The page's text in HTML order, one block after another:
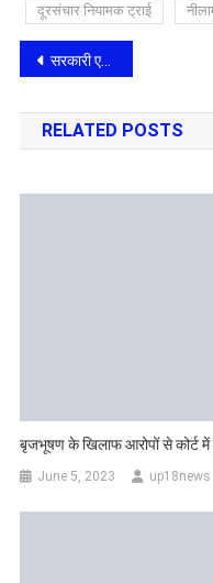
दूरसंचार नियामक ट्राई
Post
navigation
सरकारी एजेंसी CERT-In ने Google Chrome को लेकर अलर्ट नोट जारी किया
RELATED POSTS
बृजभूषण के खिलाफ आरोपों से कोर्ट में
June 5, 2023 up18news